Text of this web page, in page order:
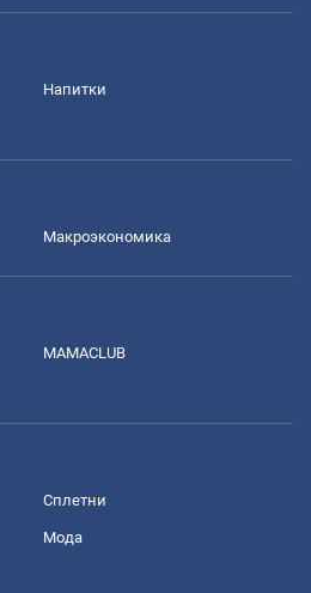
Напитки
Mакроэкономика
MAMACLUB
Сплетни
Мода